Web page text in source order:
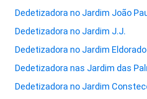
Dedetizadora no Jardim João
Dedetizadora no Jardim J.J.
Dedetizadora no Jardim Eldorado
Dedetizadora nas Jardim das
Dedetizadora no Jardim